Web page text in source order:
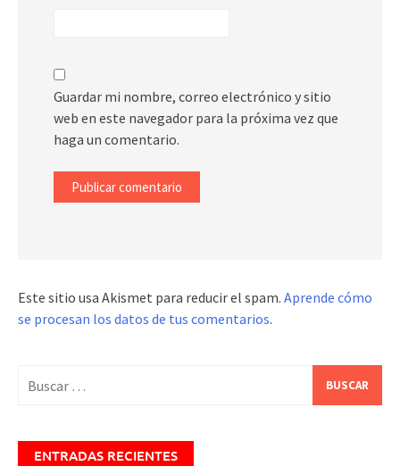
Guardar mi nombre, correo electrónico y sitio
web en este navegador para la próxima vez que
haga un comentario.
Este sitio usa Akismet para reducir el spam. Aprende cómo
se procesan los datos de tus comentarios.
ENTRADAS RECIENTES